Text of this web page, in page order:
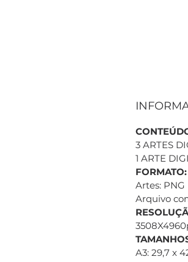
3 ARTES
1 ARTE
FORMATO:
Artes: PNG
Arquivo
A3: 29,7 x